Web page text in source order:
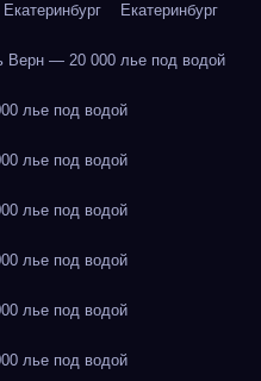
Екатеринбург Екатеринбург
— 20 000 лье под водой
лье под водой
лье под водой
лье под водой
лье под водой
лье под водой
лье под водой